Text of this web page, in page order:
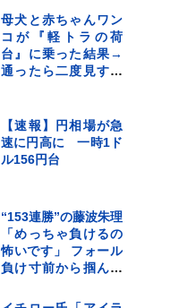
隊が増えて笑った」
母犬と赤ちゃんワン
コが『軽トラの荷
台』に乗った結果→
通ったら二度見する
渋滞」「たまらない
景色」
【速報】円相場が急
速に円高に 一時1ド
ル156円台
“153連勝”の藤波朱理
「めっちゃ負けるの
怖いです」 フォール
負け寸前から掴んだ
語った本音【バー